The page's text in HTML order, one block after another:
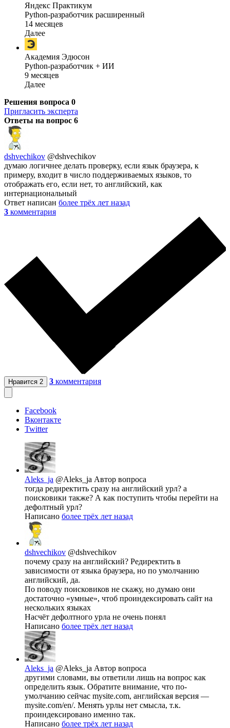
Яндекс Практикум
Python-разработчик расширенный
14 месяцев
Далее
Академия Эдюсон
Python-разработчик + ИИ
9 месяцев
Далее
Решения вопроса 0
Пригласить эксперта
Ответы на вопрос 6
dshvechikov @dshvechikov
думаю логичнее делать проверку, если язык браузера, к
примеру, входит в число поддерживаемых языков, то
отображать его, если нет, то английский, как
интернациональный
Ответ написан более трёх лет назад
3 комментария
Нравится 2 3 комментария
Facebook
Вконтакте
Twitter
Aleks_ja @Aleks_ja Автор вопроса
тогда редиректить сразу на английский урл? а
поисковики также? А как поступить чтобы перейти на
дефолтный урл?
Написано более трёх лет назад
dshvechikov @dshvechikov
почему сразу на английский? Редиректить в
зависимости от языка браузера, но по умолчанию
английский, да.
По поводу поисковиков не скажу, но думаю они
достаточно «умные», чтоб проиндексировать сайт на
нескольких языках
Насчёт дефолтного урла не очень понял
Написано более трёх лет назад
Aleks_ja @Aleks_ja Автор вопроса
другими словами, вы ответили лишь на вопрос как
определить язык. Обратите внимание, что по-
умолчанию сейчас mysite.com, английская версия —
mysite.com/en/. Менять урлы нет смысла, т.к.
проиндексировано именно так.
Написано более трёх лет назад